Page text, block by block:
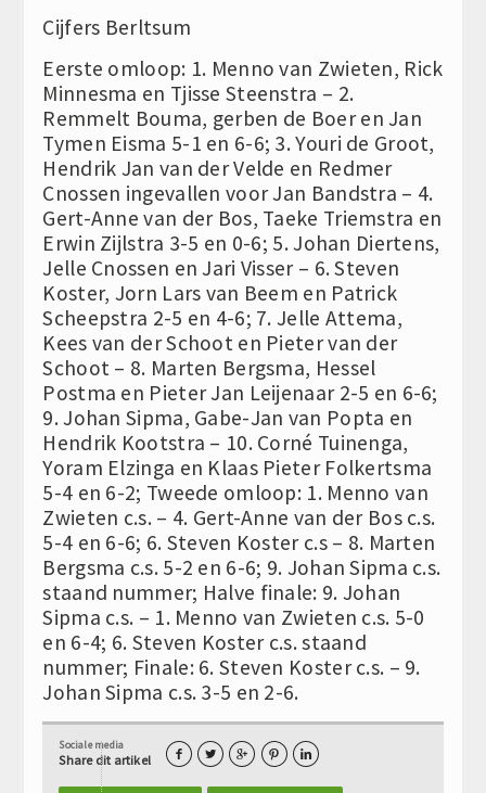
Cijfers Berltsum
Eerste omloop: 1. Menno van Zwieten, Rick
Minnesma en Tjisse Steenstra – 2.
Remmelt Bouma, gerben de Boer en Jan
Tymen Eisma 5-1 en 6-6; 3. Youri de Groot,
Hendrik Jan van der Velde en Redmer
Cnossen ingevallen voor Jan Bandstra – 4.
Gert-Anne van der Bos, Taeke Triemstra en
Erwin Zijlstra 3-5 en 0-6; 5. Johan Diertens,
Jelle Cnossen en Jari Visser – 6. Steven
Koster, Jorn Lars van Beem en Patrick
Scheepstra 2-5 en 4-6; 7. Jelle Attema,
Kees van der Schoot en Pieter van der
Schoot – 8. Marten Bergsma, Hessel
Postma en Pieter Jan Leijenaar 2-5 en 6-6;
9. Johan Sipma, Gabe-Jan van Popta en
Hendrik Kootstra – 10. Corné Tuinenga,
Yoram Elzinga en Klaas Pieter Folkertsma
5-4 en 6-2; Tweede omloop: 1. Menno van
Zwieten c.s. – 4. Gert-Anne van der Bos c.s.
5-4 en 6-6; 6. Steven Koster c.s – 8. Marten
Bergsma c.s. 5-2 en 6-6; 9. Johan Sipma c.s.
staand nummer; Halve finale: 9. Johan
Sipma c.s. – 1. Menno van Zwieten c.s. 5-0
en 6-4; 6. Steven Koster c.s. staand
nummer; Finale: 6. Steven Koster c.s. – 9.
Johan Sipma c.s. 3-5 en 2-6.
Sociale media
Share dit artikel     